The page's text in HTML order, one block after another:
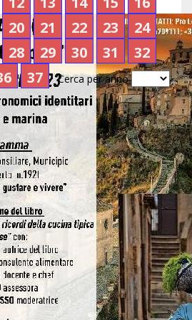
20 21 22 23
24
28 29 30 31
32
37 Cerca per anno